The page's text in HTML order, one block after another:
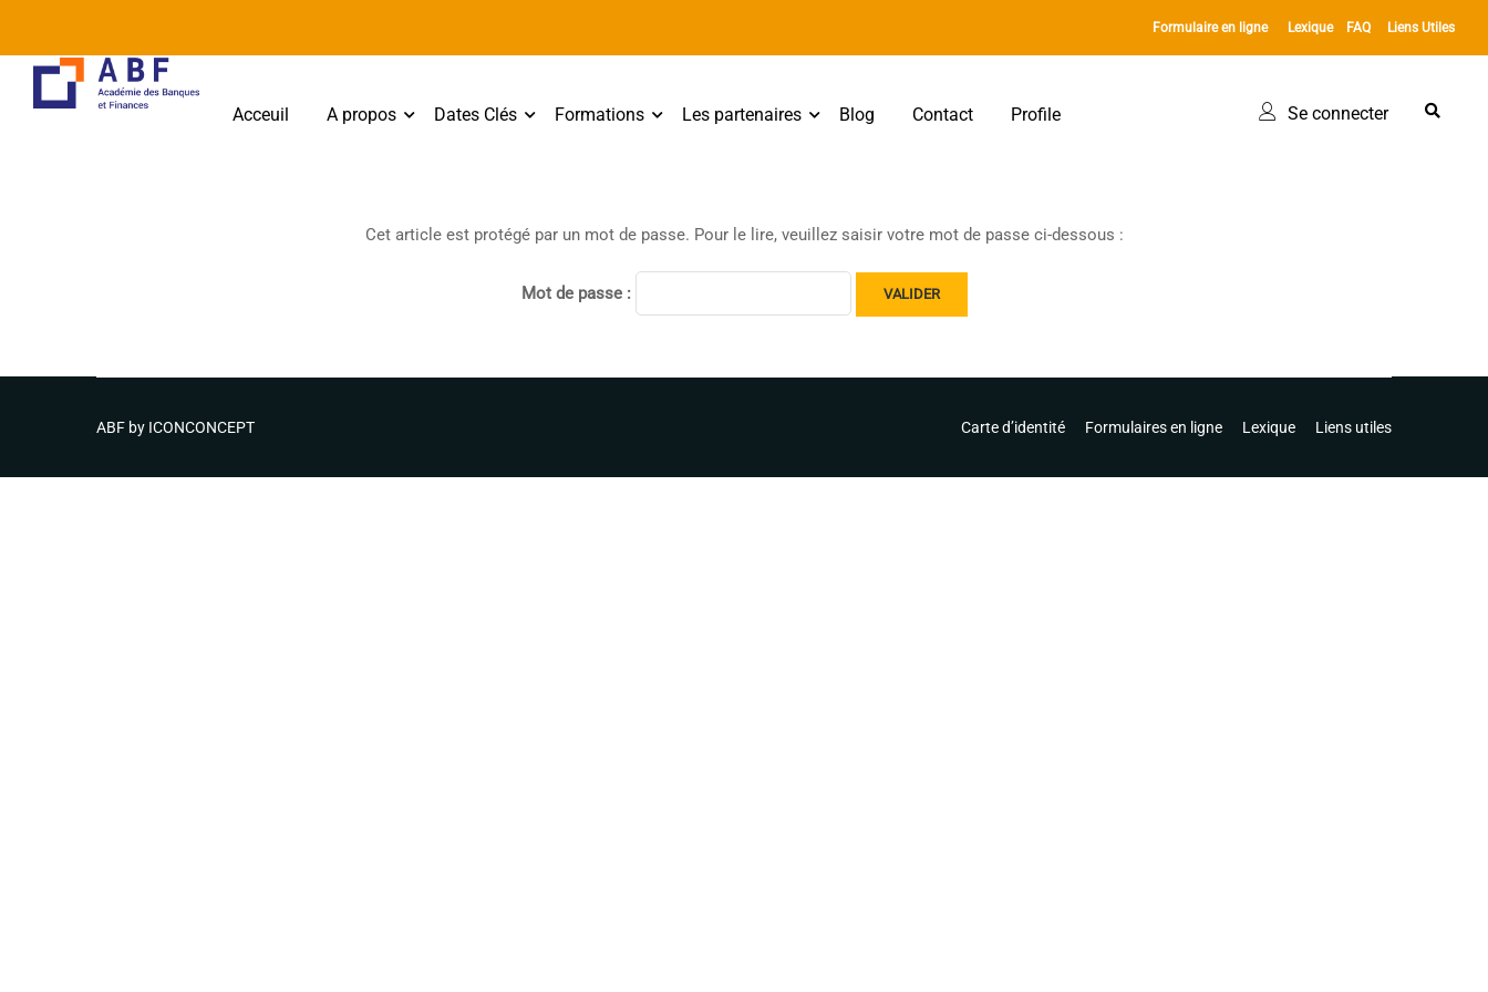
Formulaire en ligne Lexique FAQ Liens Utiles
Acceuil A propos Dates Clés Formations Les partenaires Blog Contact Profile Se connecter
Cet article est protégé par un mot de passe. Pour le lire, veuillez saisir votre mot de passe ci-dessous :
Mot de passe :
ABF by ICONCONCEPT Carte d’identité Formulaires en ligne Lexique Liens utiles